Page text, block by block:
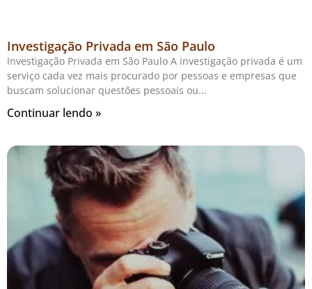
Investigação Privada em São Paulo
Investigação Privada em São Paulo A investigação privada é um
serviço cada vez mais procurado por pessoas e empresas que
buscam solucionar questões pessoais ou
Continuar lendo »